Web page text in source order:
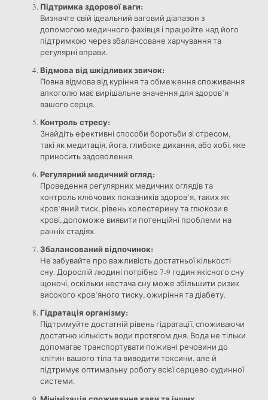
Підтримка здорової ваги:
Визначте свій ідеальний ваговий діапазон з
допомогою медичного фахівця і працюйте над його
підтримкою через збалансоване харчування та
регулярні вправи.
Відмова від шкідливих звичок:
Повна відмова від куріння та обмеження споживання
алкоголю має вирішальне значення для здоров’я
вашого серця.
Контроль стресу:
Знайдіть ефективні способи боротьби зі стресом,
такі як медитація, йога, глибоке дихання, або хобі, яке
приносить задоволення.
Регулярний медичний огляд:
Проведення регулярних медичних оглядів та
контроль ключових показників здоров’я, таких як
кров’яний тиск, рівень холестерину та глюкози в
крові, допоможе виявити потенційні проблеми на
ранніх стадіях.
Збалансований відпочинок:
Не забувайте про важливість достатньої кількості
сну. Дорослій людині потрібно 7-9 годин якісного сну
щоночі, оскільки нестача сну може збільшити ризик
високого кров’яного тиску, ожиріння та діабету.
Гідратація організму:
Підтримуйте достатній рівень гідратації, споживаючи
достатню кількість води протягом дня. Вода не тільки
допомагає транспортувати поживні речовини до
клітин вашого тіла та виводити токсини, але й
підтримує оптимальну роботу всієї серцево-судинної
системи.